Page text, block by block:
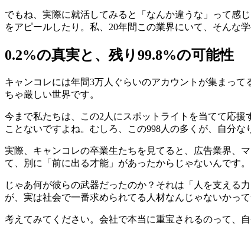
でもね、実際に就活してみると「なんか違うな」って感
をアピールしたり。私、20年間この業界にいて、そんな
0.2%の真実と、残り99.8%の可能性
キャンコレには年間3万人ぐらいのアカウントが集まって
ちゃ厳しい世界です。
今まで私たちは、この2人にスポットライトを当てて応
ことないですよね。むしろ、この998人の多くが、自分
実際、キャンコレの卒業生たちを見てると、広告業界、
て、別に「前に出る才能」があったからじゃないんです。
じゃあ何が彼らの武器だったのか？それは「人を支える
が、実は社会で一番求められてる人材なんじゃないかって
考えてみてください。会社で本当に重宝されるのって、